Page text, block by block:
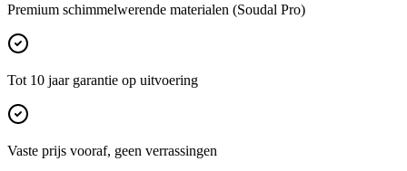
Premium schimmelwerende materialen (Soudal Pro)
Tot 10 jaar garantie op uitvoering
Vaste prijs vooraf, geen verrassingen